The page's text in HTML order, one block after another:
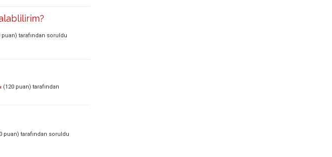
puan) tarafından soruldu
(120 puan) tarafından
puan) tarafından soruldu